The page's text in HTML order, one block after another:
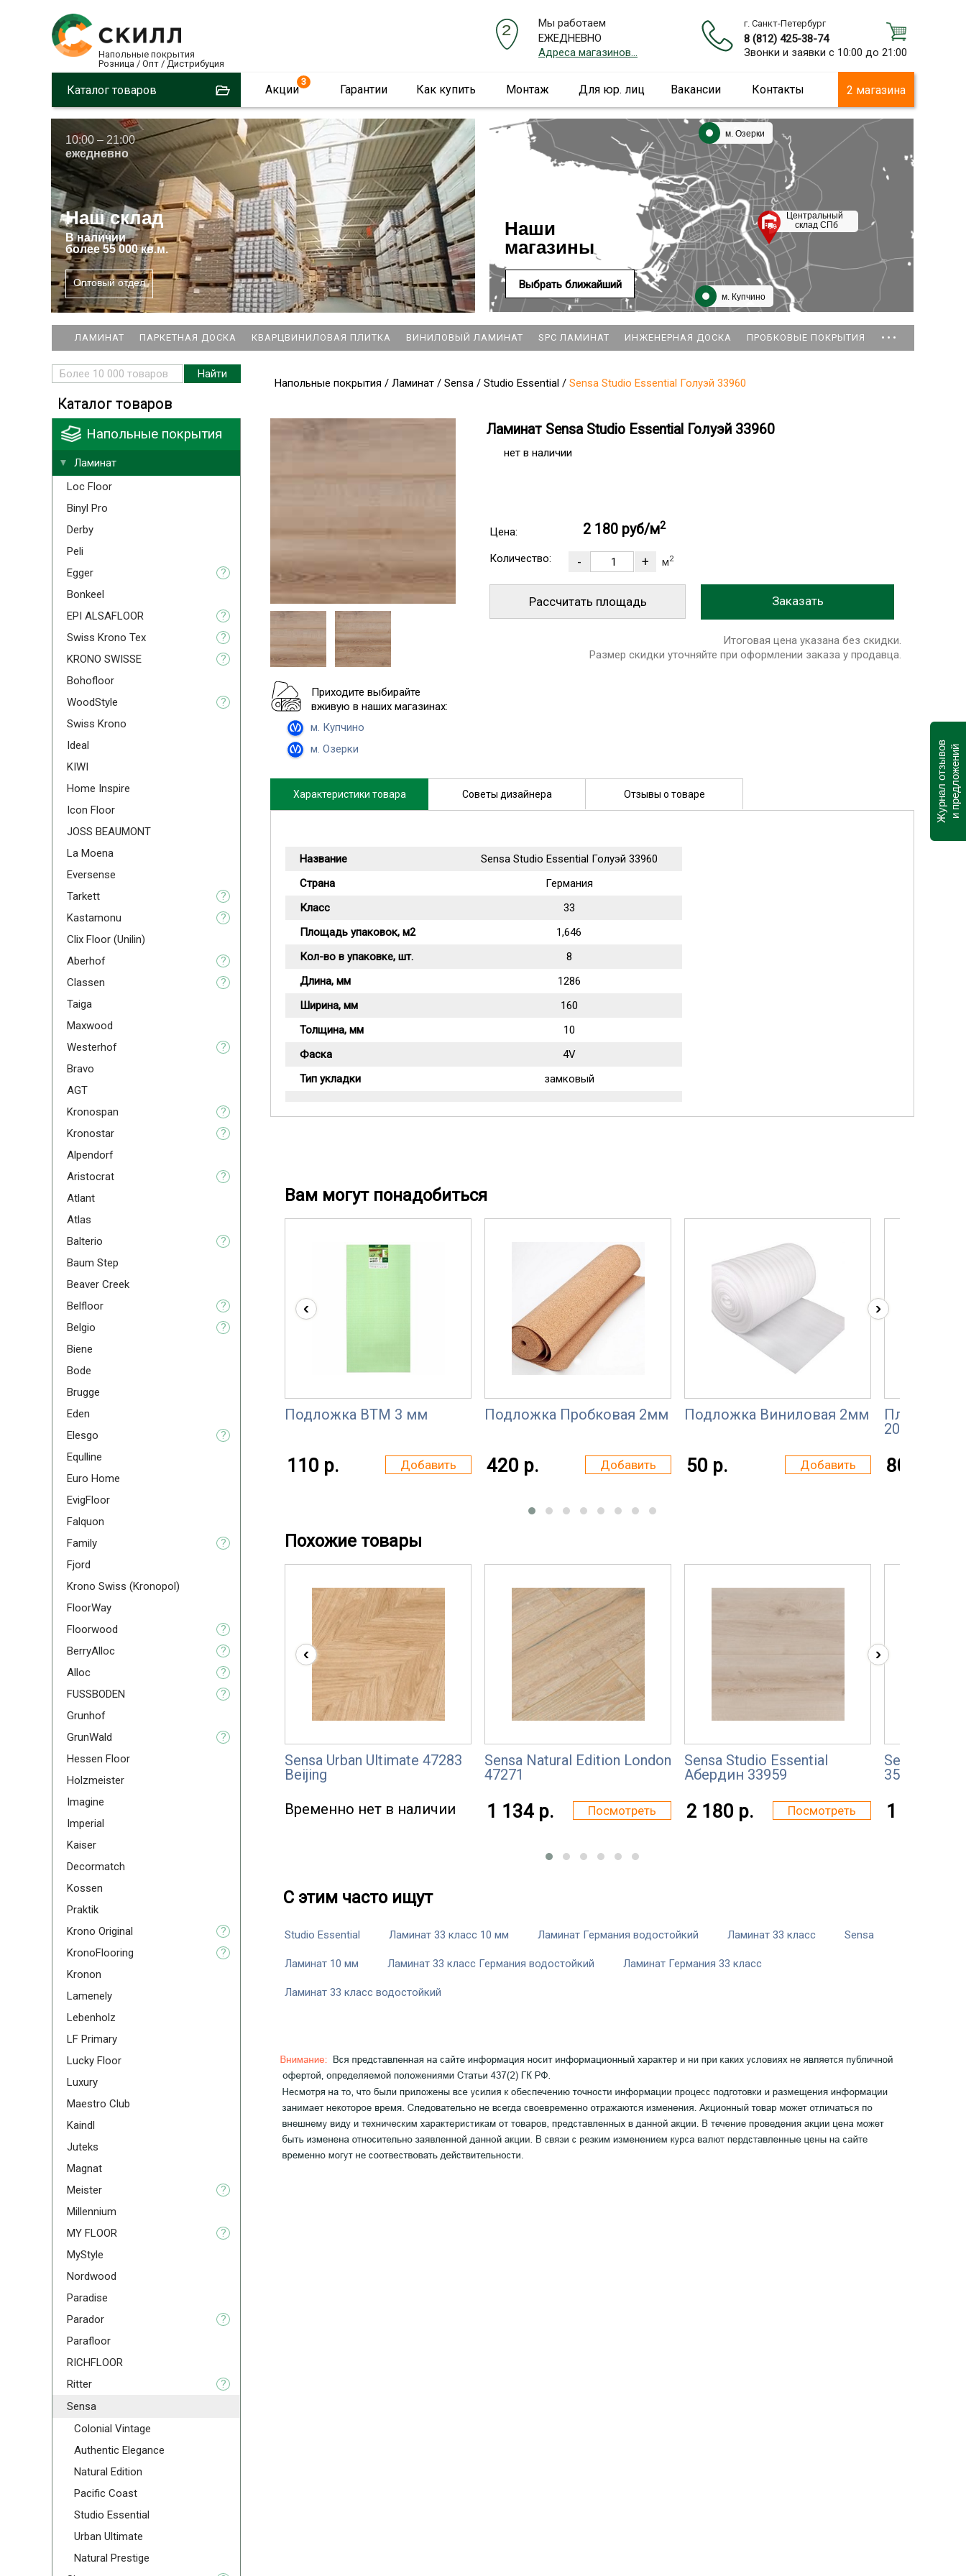
Напольные покрытия
Розница / Опт / Дистрибуция
г. Санкт-Петербург
8 (812) 425-38-74
Звонки и заявки с 10:00 до 21:00
Мы работаем
ЕЖЕДНЕВНО
Адреса магазинов...
Каталог товаров Акции
3
Гарантии Как купить Монтаж Для юр. лиц Вакансии Контакты 2 магазина
10:00 – 21:00
ежедневно
Наш склад
Вналичии
более 55 000 кв.м.
Оптовый отдел
Наши
магазины
м. Озерки
м. Купчино
Центральный
склад СПб
Выбрать ближайший
ЛАМИНАТ ПАРКЕТНАЯ ДОСКА КВАРЦВИНИЛОВАЯ ПЛИТКА ВИНИЛОВЫЙ ЛАМИНАТ SPC ЛАМИНАТ ИНЖЕНЕРНАЯ ДОСКА ПРОБКОВЫЕ ПОКРЫТИЯ ...
Напольные покрытия / Ламинат / Sensa / Studio Essential / Sensa Studio Essential Голуэй 33960
Приходите выбирайте
вживую в наших магазинах:
м. Купчино
м. Озерки
Ламинат Sensa Studio Essential Голуэй 33960
нет в наличии
Цена: 2 180 руб/м2
Количество: м2
Рассчитать площадь
Итоговая цена указана без скидки.
Размер скидки уточняйте при оформлении заказа у продавца.
Характеристики товара Советы дизайнера Отзывы о товаре
Название
Sensa Studio Essential Голуэй 33960
Страна
Германия
Класс
33
Площадь упаковок, м2
1,646
Кол-во в упаковке, шт.
8
Длина, мм
1286
Ширина, мм
160
Толщина, мм
10
Фаска
4V
Тип укладки
замковый
Вам могут понадобиться
Подложка ВТМ 3 мм
110 р. Добавить
Подложка Пробковая 2мм
420 р. Добавить
Подложка Виниловая 2мм
50 р. Добавить
Пленка
200 мкм
80 р.
‹ ›
Похожие товары
Sensa Urban Ultimate 47283
Beijing
Временно нет в наличии
Sensa Natural Edition London
47271
1 134 р. Посмотреть
Sensa Studio Essential
Абердин 33959
2 180 р. Посмотреть
Sensa
35939 Дуб
1 573 р.
‹ ›
С этим часто ищут
Studio Essential Ламинат 33 класс 10 мм Ламинат Германия водостойкий Ламинат 33 класс Sensa
Ламинат 10 мм Ламинат 33 класс Германия водостойкий Ламинат Германия 33 класс
Ламинат 33 класс водостойкий
Каталог товаров
Напольные покрытия
Ламинат
Loc Floor
Binyl Pro
Derby
Peli
Egger
?
Bonkeel
EPI ALSAFLOOR
?
Swiss Krono Tex
?
KRONO SWISSE
?
Bohofloor
WoodStyle
?
Swiss Krono
Ideal
KIWI
Home Inspire
Icon Floor
JOSS BEAUMONT
La Moena
Eversense
Tarkett
?
Kastamonu
?
Clix Floor (Unilin)
Aberhof
?
Classen
?
Taiga
Maxwood
Westerhof
?
Bravo
AGT
Kronospan
?
Kronostar
?
Alpendorf
Aristoсrat
?
Atlant
Atlas
Balterio
?
Baum Step
Beaver Creek
Belfloor
?
Belgio
?
Biene
Bode
Brugge
Eden
Elesgo
?
Equlline
Euro Home
EvigFloor
Falquon
Family
?
Fjord
Krono Swiss (Kronopol)
FloorWay
Floorwood
?
BerryAlloc
?
Alloc
?
FUSSBODEN
?
Grunhof
GrunWald
?
Hessen Floor
Holzmeister
Imagine
Imperial
Kaiser
Decormatch
Kossen
Praktik
Krono Original
?
KronoFlooring
?
Kronon
Lamenely
Lebenholz
LF Primary
Lucky Floor
Luxury
Maestro Club
Kaindl
Juteks
Magnat
Meister
?
Millennium
MY FLOOR
?
MyStyle
Nordwood
Paradise
Parador
?
Parafloor
RICHFLOOR
Ritter
?
Sensa
Colonial Vintage
Authentic Elegance
Natural Edition
Pacific Coast
Studio Essential
Urban Ultimate
Natural Prestige
Журнал отзывови предложений